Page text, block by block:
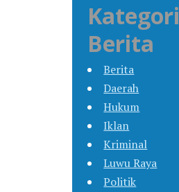
Kategori
Berita
Berita
Daerah
Hukum
Iklan
Kriminal
Luwu Raya
Politik